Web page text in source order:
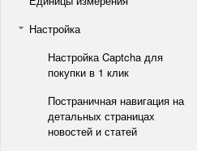
Настройка
Настройка Captcha для
покупки в 1 клик
Постраничная навигация на
детальных страницах
новостей и статей